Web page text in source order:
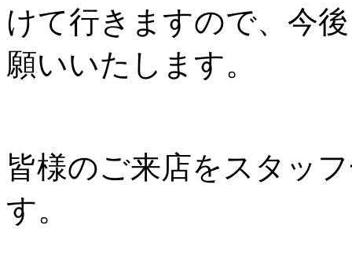
けて行きますので、今
願いいたします。
皆様のご来店をスタッ
す。